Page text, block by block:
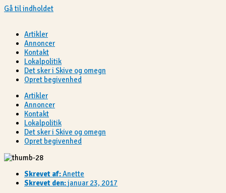
Gå til indholdet
Artikler
Annoncer
Kontakt
Lokalpolitik
Det sker i Skive og omegn
Opret begivenhed
Artikler
Annoncer
Kontakt
Lokalpolitik
Det sker i Skive og omegn
Opret begivenhed
Skrevet af:Anette
Skrevet den:januar 23, 2017